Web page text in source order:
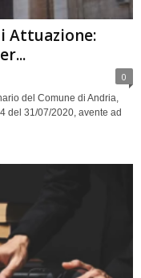
Attuazione:
0
del Comune di Andria,
del 31/07/2020, avente ad